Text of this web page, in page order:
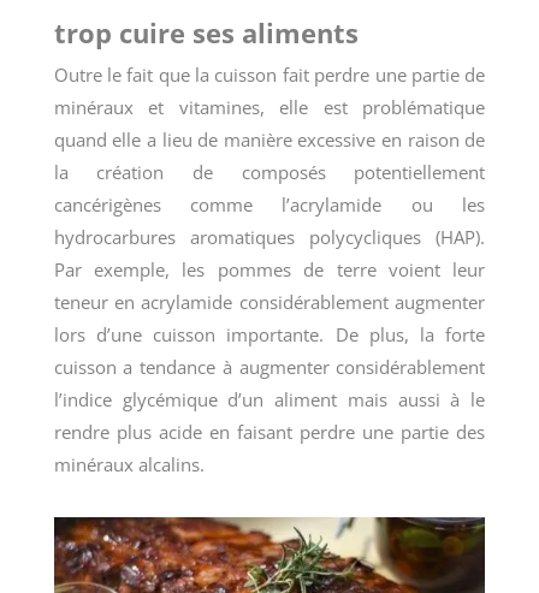
trop cuire ses aliments
Outre le fait que la cuisson fait perdre une partie de
minéraux et vitamines, elle est problématique
quand elle a lieu de manière excessive en raison de
la création de composés potentiellement
cancérigènes comme l’acrylamide ou les
hydrocarbures aromatiques polycycliques (HAP).
Par exemple, les pommes de terre voient leur
teneur en acrylamide considérablement augmenter
lors d’une cuisson importante. De plus, la forte
cuisson a tendance à augmenter considérablement
l’indice glycémique d’un aliment mais aussi à le
rendre plus acide en faisant perdre une partie des
minéraux alcalins.